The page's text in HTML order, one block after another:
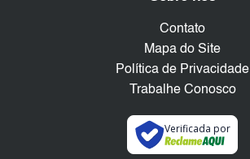
Contato
Mapa do Site
Política de Privacidade
Trabalhe Conosco
Verificada por